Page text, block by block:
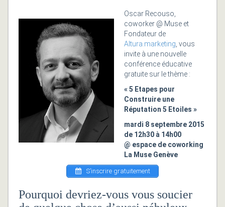
Oscar Recouso,
coworker @ Muse et
Fondateur de
Altura.marketing , vous
invite à une nouvelle
conférence éducative
gratuite sur le thème :
« 5 Etapes pour
Construire une
Réputation 5 Etoiles »
mardi 8 septembre 2015
de 12h30 à 14h00
@ espace de coworking
La Muse Genève
S’inscrire gratuitement
Pourquoi devriez-vous vous soucier